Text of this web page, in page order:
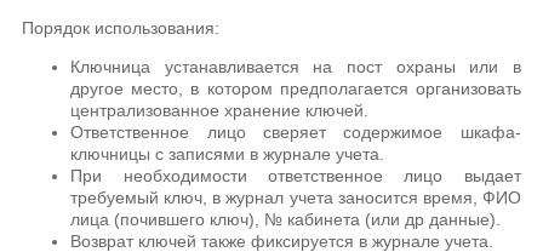
Порядок использования:
Ключница устанавливается на пост охраны или в
другое место, в котором предполагается организовать
централизованное хранение ключей.
Ответственное лицо сверяет содержимое шкафа-
ключницы с записями в журнале учета.
При необходимости ответственное лицо выдает
требуемый ключ, в журнал учета заносится время, ФИО
лица (почившего ключ), № кабинета (или др данные).
Возврат ключей также фиксируется в журнале учета.